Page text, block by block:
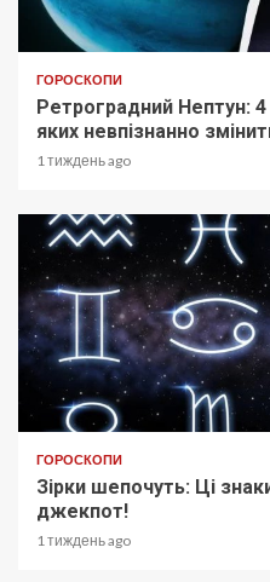
ГОРОСКОПИ
Ретроградний Нептун:
яких невпізнанно
1 тиждень ago
ГОРОСКОПИ
Зірки шепочуть: Ці
джекпот!
1 тиждень ago